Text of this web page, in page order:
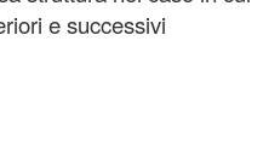
e successivi